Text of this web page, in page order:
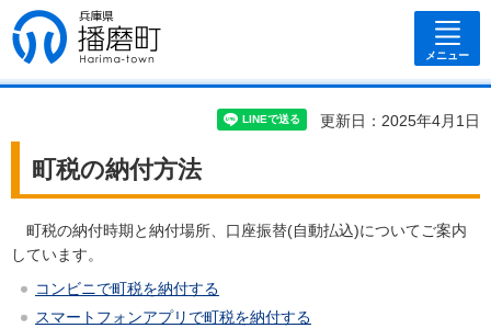
兵庫県 播磨
町
メニュー
更新日：2025年4月1日
町税の納付方法
町税の納付時期と納付場所、口座振替(自動払込)についてご案内
しています。
コンビニで町税を納付する
スマートフォンアプリで町税を納付する